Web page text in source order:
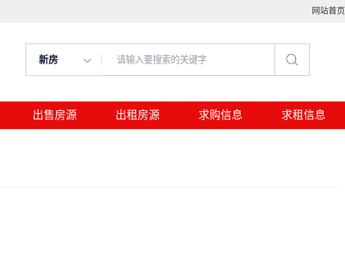
网站首页
新房
出售房源 出租房源 求购信息 求租信息